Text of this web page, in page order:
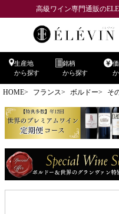
高級ワイン専門通販の
生産地
から探す
銘柄
から探す
HOME フランス ボルドー そ